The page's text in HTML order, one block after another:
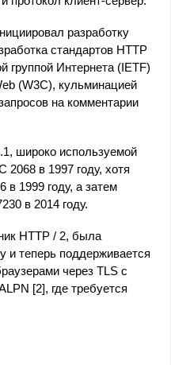
разработку
стандартов HTTP
группой Интернета (IETF)
(W3C), кульминацией
на комментарии
широко используемой
2068 в 1997 году, хотя
в 1999 году, а затем
в 2014 году.
HTTP / 2, была
и теперь поддерживается
через TLS с
[2], где требуется